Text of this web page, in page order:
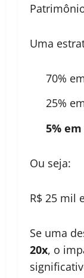
Uma
70%
25%
5%
Ou seja:
R$ 25 mil
Se uma
20x, o